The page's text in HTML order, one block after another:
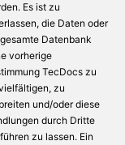
Es ist zu
die Daten oder
Datenbank
vorherige
TecDocs zu
zu
und/oder diese
durch Dritte
zu lassen. Ein